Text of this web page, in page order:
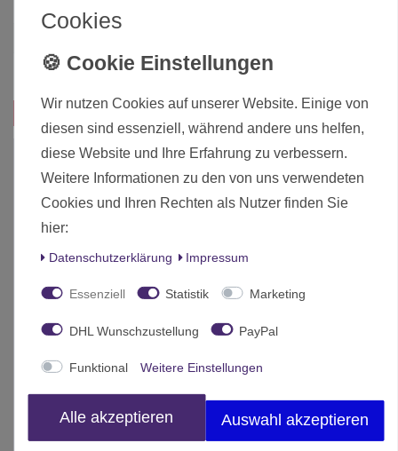
Inhalt 0.018 Liter
-7%
Cookies
Wir nutzen Cookies auf unserer Website. Einige von
diesen sind essenziell, während andere uns helfen,
diese Website und Ihre Erfahrung zu verbessern.
Weitere Informationen zu den von uns verwendeten
Cookies und Ihren Rechten als Nutzer finden Sie
hier:
Daten­schutz­erklärung Impressum
Essenziell Statistik Marketing
DHL Wunschzustellung PayPal
Funktional Weitere Einstellungen
Alle akzeptieren Auswahl akzeptieren